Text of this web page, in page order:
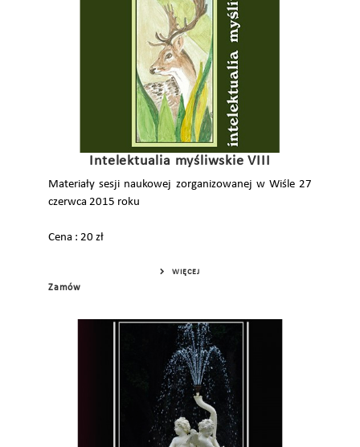
Intelektualia myśliwskie VIII
Materiały sesji naukowej zorganizowanej w Wiśle 27
czerwca 2015 roku
Cena : 20 zł
WIĘCEJ
Zamów